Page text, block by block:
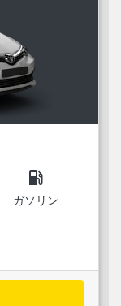
local_gas_station
ガソリン